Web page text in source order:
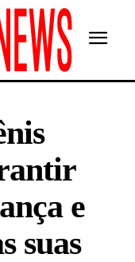
e
suas